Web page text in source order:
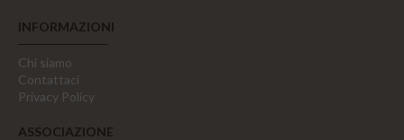
INFORMAZIONI
Chi siamo
Contattaci
Privacy Policy
ASSOCIAZIONE